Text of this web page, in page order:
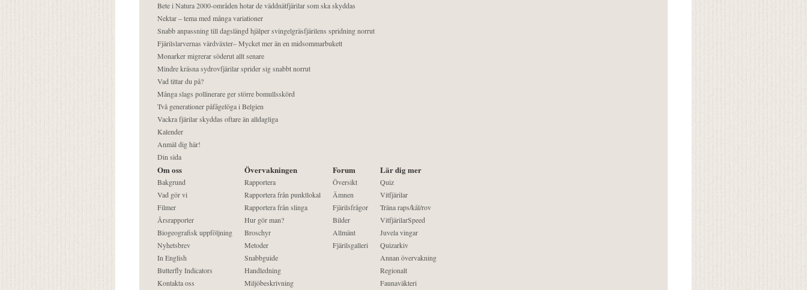
Bete i Natura 2000-områden hotar de väddnätfjärilar som ska skyddas
Nektar – tema med många variationer
Snabb anpassning till dagslängd hjälper svingelgräsfjärilens spridning norrut
Fjärilslarvernas värdväxter– Mycket mer än en midsommarbukett
Monarker migrerar söderut allt senare
Mindre kräsna sydrovfjärilar sprider sig snabbt norrut
Vad tittar du på?
Många slags pollinerare ger större bomullsskörd
Två generationer påfågelöga i Belgien
Vackra fjärilar skyddas oftare än alldagliga
Kalender
Anmäl dig här!
Din sida
Om oss
Bakgrund
Vad gör vi
Filmer
Årsrapporter
Biogeografisk uppföljning
Nyhetsbrev
In English
Butterfly Indicators
Kontakta oss
Övervakningen
Rapportera
Rapportera från punktlokal
Rapportera från slinga
Hur gör man?
Broschyr
Metoder
Snabbguide
Handledning
Miljöbeskrivning
Forum
Översikt
Ämnen
Fjärilsfrågor
Bilder
Allmänt
Fjärilsgalleri
Lär dig mer
Quiz
Vitfjärilar
Träna raps/kål/rov
VitfjärilarSpeed
Juvela vingar
Quizarkiv
Annan övervakning
Regionalt
Faunaväkteri